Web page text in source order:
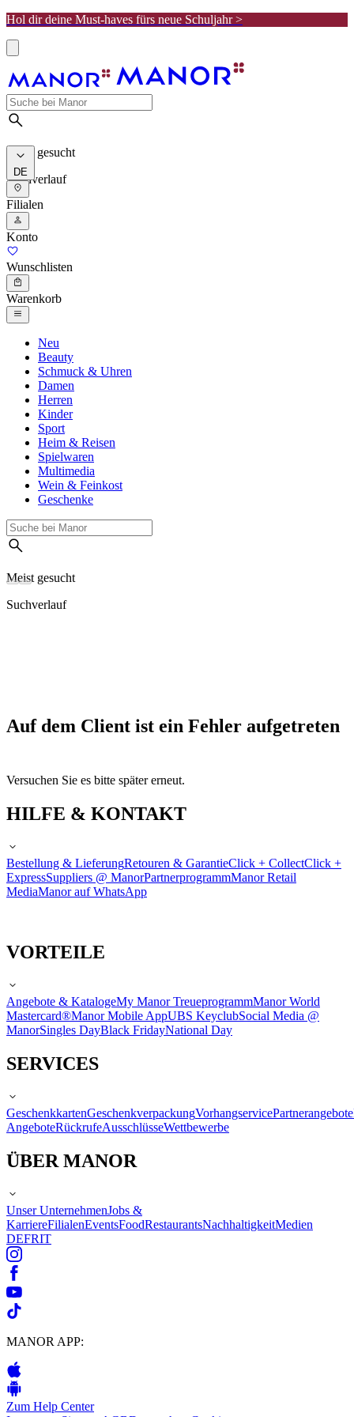
Hol dir deine Must-haves fürs neue Schuljahr >
Meist gesucht
Suchverlauf
DE
Filialen
Konto
Wunschlisten
Warenkorb
Neu
Beauty
Schmuck & Uhren
Damen
Herren
Kinder
Sport
Heim & Reisen
Spielwaren
Multimedia
Wein & Feinkost
Geschenke
Meist gesucht
Suchverlauf
Auf dem Client ist ein Fehler aufgetreten
Versuchen Sie es bitte später erneut.
HILFE & KONTAKT
Bestellung & LieferungRetouren & GarantieClick + CollectClick +
ExpressSuppliers @ ManorPartnerprogrammManor Retail
MediaManor auf WhatsApp
VORTEILE
Angebote & KatalogeMy Manor TreueprogrammManor World
Mastercard®Manor Mobile AppUBS KeyclubSocial Media @
ManorSingles DayBlack FridayNational Day
SERVICES
GeschenkkartenGeschenkverpackungVorhangservicePartnerangebote
AngeboteRückrufeAusschlüsseWettbewerbe
ÜBER MANOR
Unser UnternehmenJobs &
KarriereFilialenEventsFoodRestaurantsNachhaltigkeitMedien
DEFRIT
MANOR APP:
Zum Help Center